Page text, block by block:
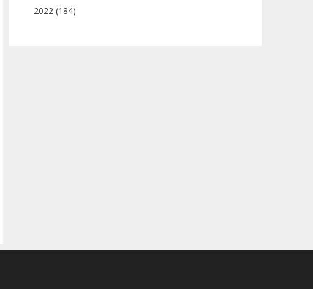
2022 (184)